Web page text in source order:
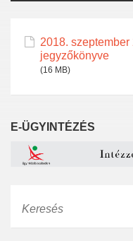
2018.
jegyzőkönyve
(16 MB)
E-ÜGYINTÉZÉS